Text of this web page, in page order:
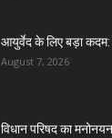
आयुर्वेद के लिए बड़ा कदम:
August 7, 2026
विधान परिषद का